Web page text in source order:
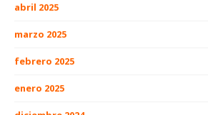
abril 2025
marzo 2025
febrero 2025
enero 2025